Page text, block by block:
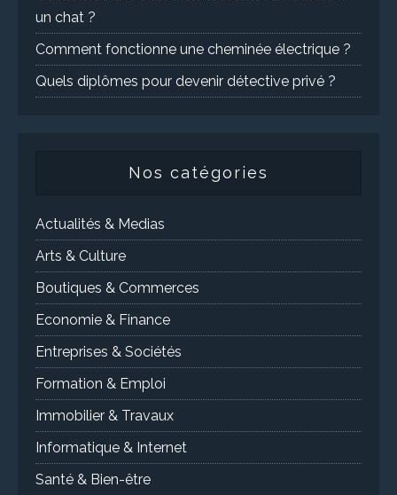
un chat ?
Comment fonctionne une cheminée électrique ?
Quels diplômes pour devenir détective privé ?
Nos catégories
Actualités & Medias
Arts & Culture
Boutiques & Commerces
Economie & Finance
Entreprises & Sociétés
Formation & Emploi
Immobilier & Travaux
Informatique & Internet
Santé & Bien-être